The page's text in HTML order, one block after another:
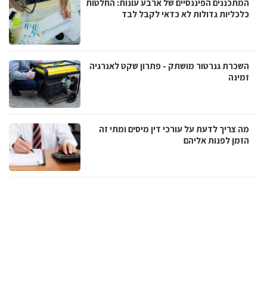
המתכננים הפיננסיים של ארבע עונות: החלטות
כלכליות גדולות לא כדאי לקבל לבד
השכרת גנרטור מושתק - פתרון שקט לאנרגיה
זמינה
מה צריך לדעת על עורכי דין מיסים ומתי זה
הזמן לפנות אליהם